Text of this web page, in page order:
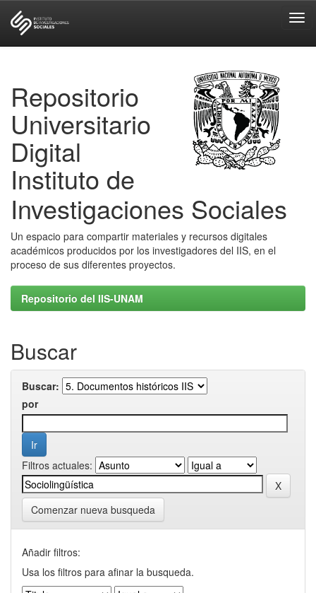
Repositorio
Universitario
Digital
Instituto de
Investigaciones Sociales
Un espacio para compartir materiales y recursos digitales
académicos producidos por los investigadores del IIS, en el
proceso de sus diferentes proyectos.
Repositorio del IIS-UNAM
Buscar
Buscar:
por
Filtros actuales:
Comenzar nueva busqueda
Añadir filtros:
Usa los filtros para afinar la busqueda.